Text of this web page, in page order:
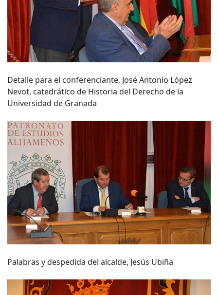
Detalle para el conferenciante, José Antonio López
Nevot, catedrático de Historia del Derecho de la
Universidad de Granada
Palabras y despedida del alcalde, Jesús Ubiña